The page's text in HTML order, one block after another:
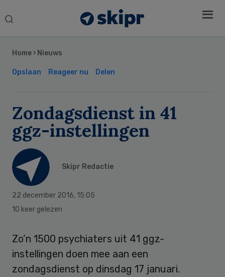
Search
Home › Nieuws
Opslaan Reageer nu Delen
Zondagsdienst in 41
ggz-instellingen
Skipr Redactie
22 december 2016, 15:05
10 keer gelezen
Zo’n 1500 psychiaters uit 41 ggz-
instellingen doen mee aan een
zondagsdienst op dinsdag 17 januari.
Sidebar